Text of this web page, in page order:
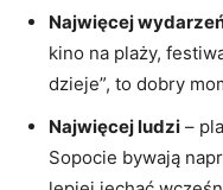
Najwięcej
kino na plaży,
dzieje”, to dobry
Najwięcej ludzi –
Sopocie bywają